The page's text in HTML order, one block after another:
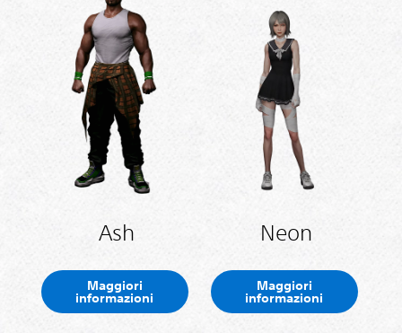
Ash
Maggiori
informazioni
Neon
Maggiori
informazioni